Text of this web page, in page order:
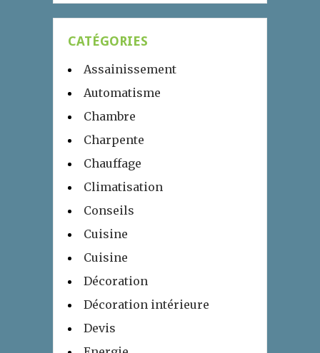
CATÉGORIES
Assainissement
Automatisme
Chambre
Charpente
Chauffage
Climatisation
Conseils
Cuisine
Cuisine
Décoration
Décoration intérieure
Devis